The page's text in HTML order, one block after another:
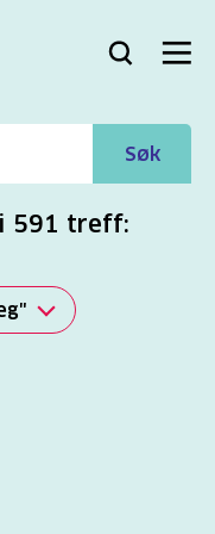
Bli
Logg
Søk Meny
Søk
591 treff: